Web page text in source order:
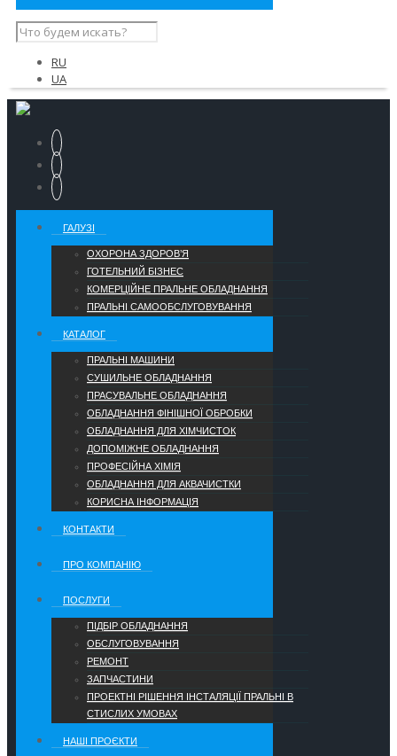
RU
UA
ГАЛУЗІ
ОХОРОНА ЗДОРОВ’Я
ГОТЕЛЬНИЙ БІЗНЕС
КОМЕРЦІЙНЕ ПРАЛЬНЕ ОБЛАДНАННЯ
ПРАЛЬНІ САМООБСЛУГОВУВАННЯ
КАТАЛОГ
ПРАЛЬНІ МАШИНИ
СУШИЛЬНЕ ОБЛАДНАННЯ
ПРАСУВАЛЬНЕ ОБЛАДНАННЯ
ОБЛАДНАННЯ ФІНІШНОЇ ОБРОБКИ
ОБЛАДНАННЯ ДЛЯ ХІМЧИСТОК
ДОПОМІЖНЕ ОБЛАДНАННЯ
ПРОФЕСІЙНА ХІМІЯ
ОБЛАДНАННЯ ДЛЯ АКВАЧИСТКИ
КОРИСНА ІНФОРМАЦІЯ
КОНТАКТИ
ПРО КОМПАНІЮ
ПОСЛУГИ
ПІДБІР ОБЛАДНАННЯ
ОБСЛУГОВУВАННЯ
РЕМОНТ
ЗАПЧАСТИНИ
ПРОЕКТНІ РІШЕННЯ ІНСТАЛЯЦІЇ ПРАЛЬНІ В
СТИСЛИХ УМОВАХ
НАШІ ПРОЄКТИ